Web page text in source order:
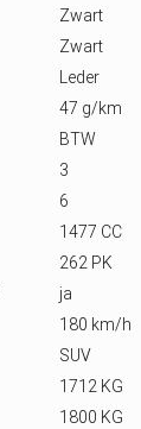
Zwart
Zwart
Leder
47 g/km
BTW
3
6
1477 CC
262 PK
ja
180 km/h
SUV
1712 KG
1800 KG